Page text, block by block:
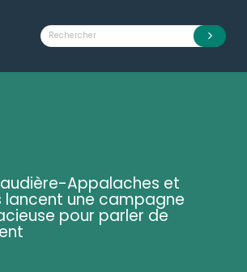
Appalaches et
lancent une campagne
pour parler de